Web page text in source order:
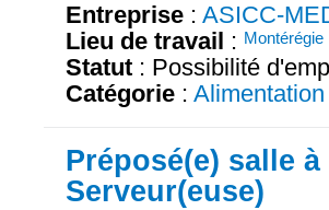
Entreprise : ASICC-
Lieu de travail : Montérégie
Statut : Possibilité
Catégorie :
Préposé(e) salle
Serveur(euse)